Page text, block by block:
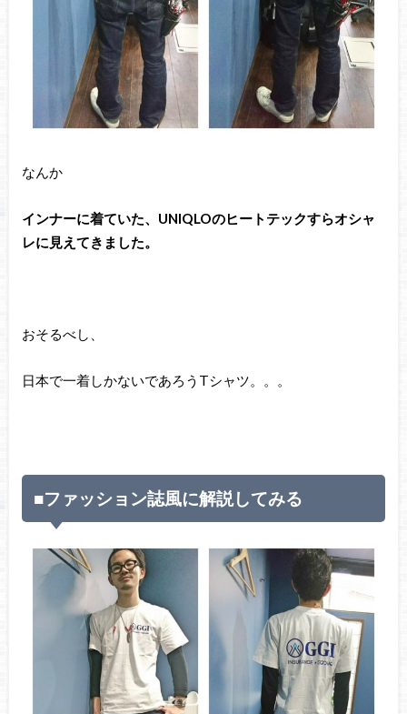
なんか
インナーに着ていた、UNIQLOのヒートテックすらオシャ
レに見えてきました。
おそるべし、
日本で一着しかないであろうTシャツ。。。
■ファッション誌風に解説してみる